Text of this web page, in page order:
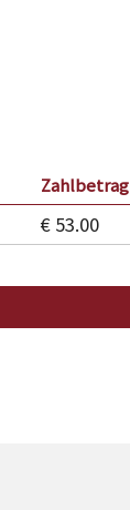
Zahlbetrag
€ 53.00